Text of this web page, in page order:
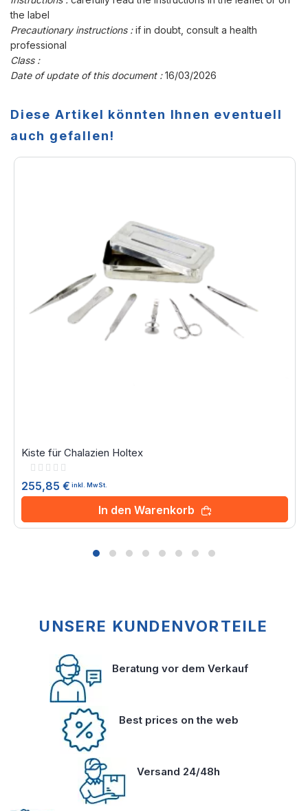
the label
Precautionary instructions :if in doubt, consult a health
professional
Class :
Date of update of this document :16/03/2026
Diese Artikel könnten Ihnen eventuell
auch gefallen!
Kiste für Chalazien Holtex
Rating:
255,85 € inkl. MwSt.
In den Warenkorb
UNSERE KUNDENVORTEILE
Beratung vor dem Verkauf
Best prices on the web
Versand 24/48h